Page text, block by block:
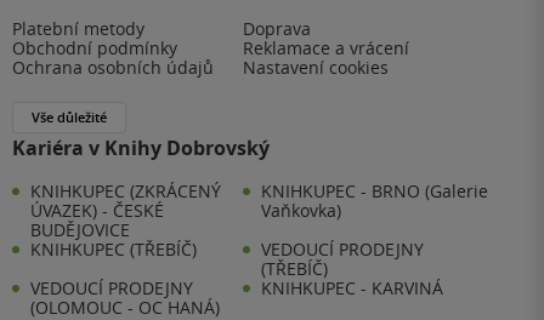
Platební metody
Doprava
Obchodní podmínky
Reklamace a vrácení
Ochrana osobních údajů
Nastavení cookies
Vše důležité
Kariéra v Knihy Dobrovský
KNIHKUPEC (ZKRÁCENÝ
ÚVAZEK) - ČESKÉ
BUDĚJOVICE
KNIHKUPEC - BRNO (Galerie
Vaňkovka)
KNIHKUPEC (TŘEBÍČ)
VEDOUCÍ PRODEJNY
(TŘEBÍČ)
VEDOUCÍ PRODEJNY
(OLOMOUC - OC HANÁ)
KNIHKUPEC - KARVINÁ